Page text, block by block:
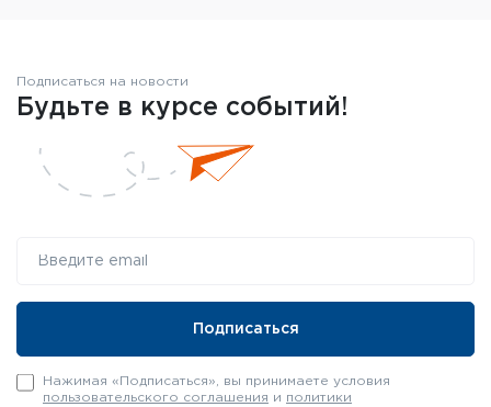
Подписаться на новости
Будьте в курсе событий!
Нажимая «Подписаться», вы принимаете условия
пользовательского соглашения и политики